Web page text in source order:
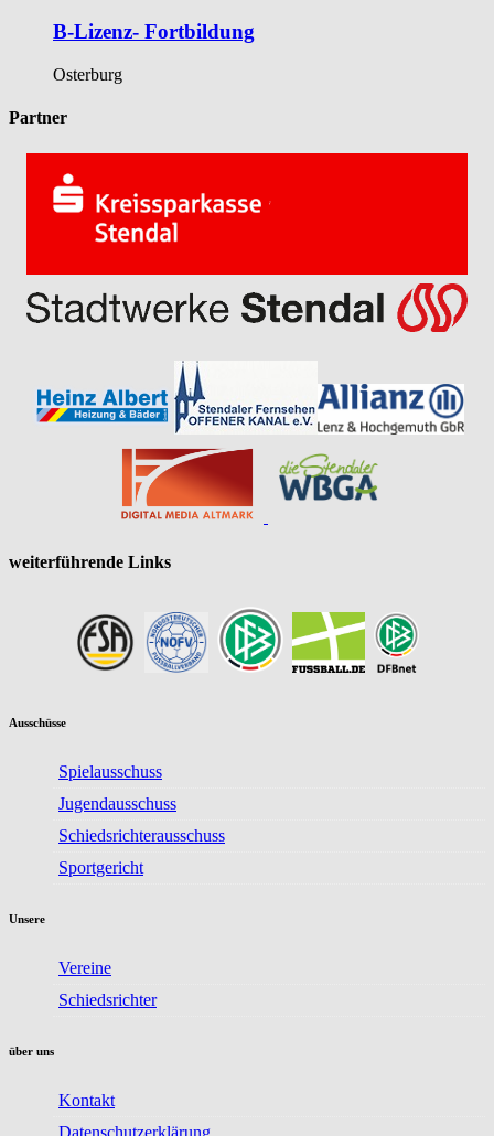
B-Lizenz- Fortbildung
Osterburg
Partner
weiterführende Links
Ausschüsse
Spielausschuss
Jugendausschuss
Schiedsrichterausschuss
Sportgericht
Unsere
Vereine
Schiedsrichter
über uns
Kontakt